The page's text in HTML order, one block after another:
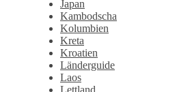
Japan
Kambodscha
Kolumbien
Kreta
Kroatien
Länderguide
Laos
Lettland